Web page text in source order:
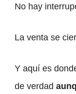
No hay
La venta se
Y aquí es
de verdad